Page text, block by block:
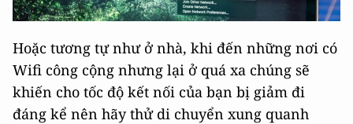
Hoặc tương tự như ở nhà, khi đến những nơi có
Wifi công cộng nhưng lại ở quá xa chúng sẽ
khiến cho tốc độ kết nối của bạn bị giảm đi
đáng kể nên hãy thử di chuyển xung quanh